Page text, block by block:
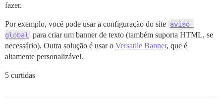
fazer.
Por exemplo, você pode usar a configuração do site aviso
global para criar um banner de texto (também suporta HTML, se
necessário). Outra solução é usar o Versatile Banner, que é
altamente personalizável.
5 curtidas